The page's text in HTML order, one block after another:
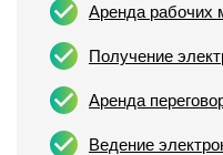
Аренда рабочих
Получение
Аренда
Ведение